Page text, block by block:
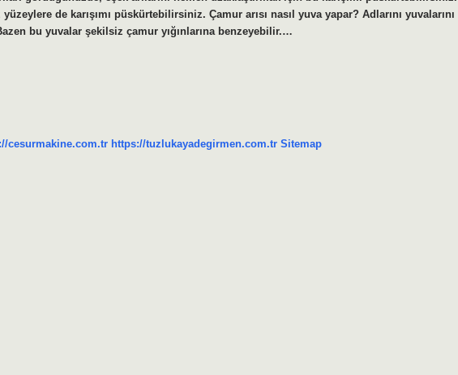
de karışımı püskürtebilirsiniz. Çamur arısı nasıl yuva yapar? Adlarını yuvalarını
bu yuvalar şekilsiz çamur yığınlarına benzeyebilir.…
cesurmakine.com.tr https://tuzlukayadegirmen.com.tr Sitemap